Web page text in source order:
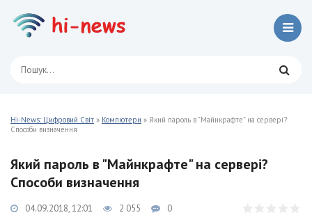
Hi-News: Цифровий Світ » Компютери » Який пароль в "Майнкрафте" на сервері?
Способи визначення
Який пароль в "Майнкрафте" на сервері?
Способи визначення
04.09.2018, 12:01 2 055 0